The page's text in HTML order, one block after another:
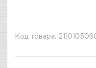
Код товара: